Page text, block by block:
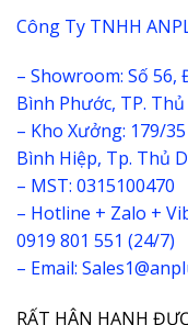
Công Ty TNHH
– Showroom: Số 56,
Bình Phước, TP.
– Kho Xưởng: 179/
Bình Hiệp, Tp. Thủ
– MST: 0315100470
– Hotline + Zalo +
0919 801 551 (24/7)
– Email:
RẤT HÂN HẠNH